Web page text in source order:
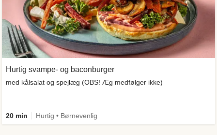
Hurtig svampe- og baconburger
med kålsalat og spejlæg (OBS! Æg medfølger ikke)
20 min Hurtig • Børnevenlig